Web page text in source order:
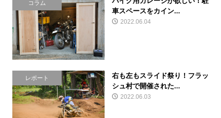
コラム
車スペースをカイン...
2022.06.04
レポート
右も左もスライド祭り！フラッ
シュ村で開催された...
2022.06.03